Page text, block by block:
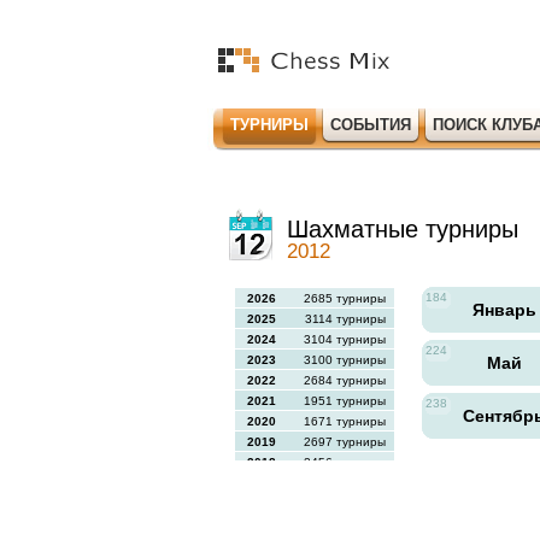
ТУРНИРЫ СОБЫТИЯ ПОИСК
Шахматные турниры
2012
2026
2685 турниры
2025
3114 турниры
2024
3104 турниры
2023
3100 турниры
2022
2684 турниры
2021
1951 турниры
2020
1671 турниры
2019
2697 турниры
2018
2456 турниры
184
Январь
224
Май
238